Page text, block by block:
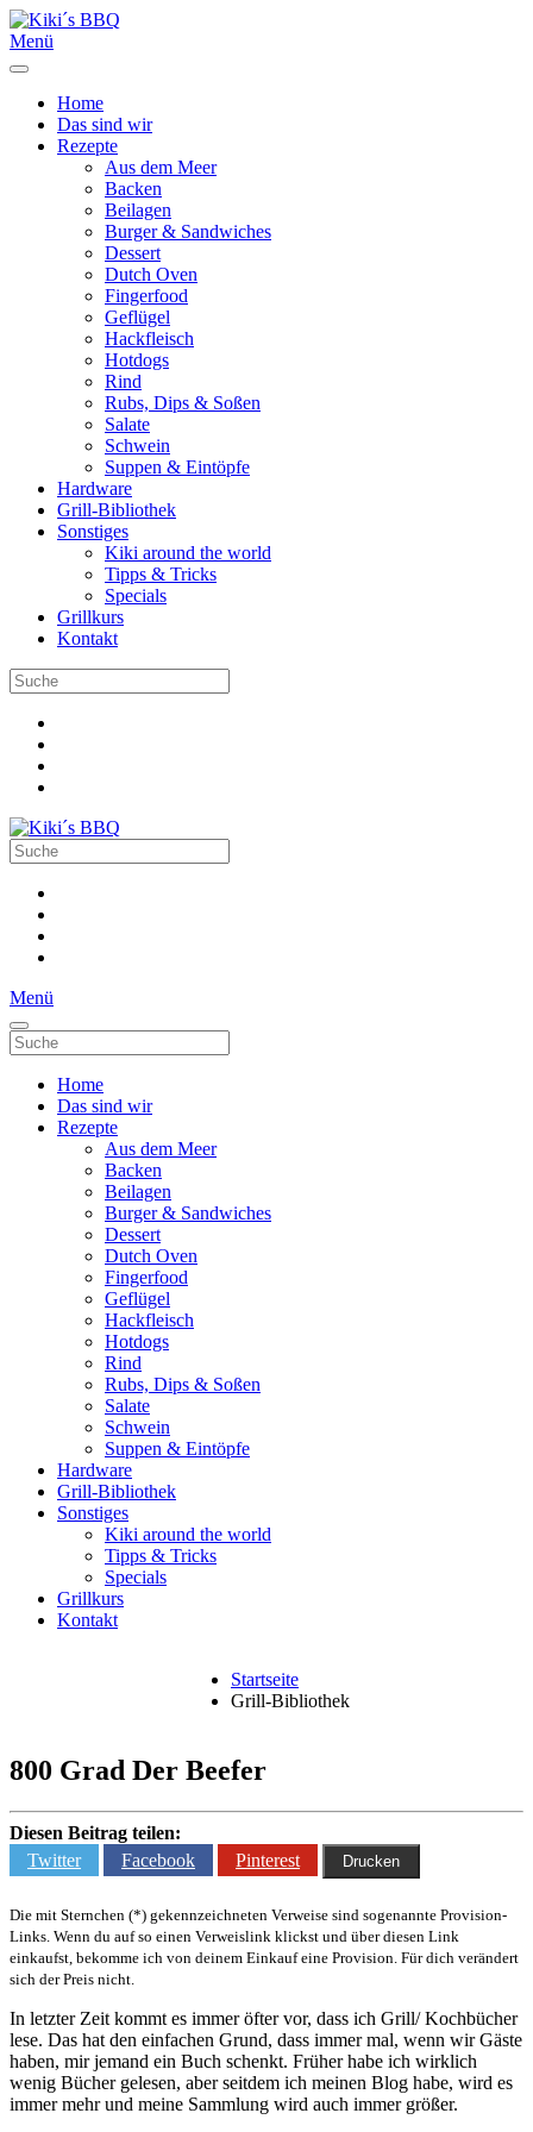
Menü
Home
Das sind wir
Rezepte
Aus dem Meer
Backen
Beilagen
Burger & Sandwiches
Dessert
Dutch Oven
Fingerfood
Geflügel
Hackfleisch
Hotdogs
Rind
Rubs, Dips & Soßen
Salate
Schwein
Suppen & Eintöpfe
Hardware
Grill-Bibliothek
Sonstiges
Kiki around the world
Tipps & Tricks
Specials
Grillkurs
Kontakt
Menü
Home
Das sind wir
Rezepte
Aus dem Meer
Backen
Beilagen
Burger & Sandwiches
Dessert
Dutch Oven
Fingerfood
Geflügel
Hackfleisch
Hotdogs
Rind
Rubs, Dips & Soßen
Salate
Schwein
Suppen & Eintöpfe
Hardware
Grill-Bibliothek
Sonstiges
Kiki around the world
Tipps & Tricks
Specials
Grillkurs
Kontakt
Startseite
Grill-Bibliothek
800 Grad Der Beefer
Diesen Beitrag teilen:
Twitter
Facebook Pinterest Drucken
Die mit Sternchen (*) gekennzeichneten Verweise sind sogenannte Provision-
Links. Wenn du auf so einen Verweislink klickst und über diesen Link
einkaufst, bekomme ich von deinem Einkauf eine Provision. Für dich verändert
sich der Preis nicht.
In letzter Zeit kommt es immer öfter vor, dass ich Grill/ Kochbücher
lese. Das hat den einfachen Grund, dass immer mal, wenn wir Gäste
haben, mir jemand ein Buch schenkt. Früher habe ich wirklich
wenig Bücher gelesen, aber seitdem ich meinen Blog habe, wird es
immer mehr und meine Sammlung wird auch immer größer.